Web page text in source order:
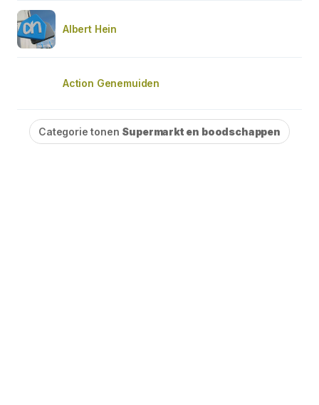
Albert Hein
Action Genemuiden
Categorie tonen Supermarkt en boodschappen